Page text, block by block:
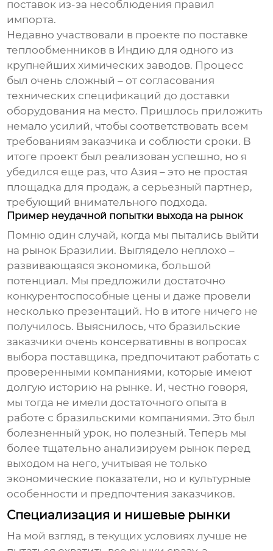
поставок из-за несоблюдения правил
импорта.
Недавно участвовали в проекте по поставке
теплообменников в Индию для одного из
крупнейших химических заводов. Процесс
был очень сложный – от согласования
технических спецификаций до доставки
оборудования на место. Пришлось приложить
немало усилий, чтобы соответствовать всем
требованиям заказчика и соблюсти сроки. В
итоге проект был реализован успешно, но я
убедился еще раз, что Азия – это не простая
площадка для продаж, а серьезный партнер,
требующий внимательного подхода.
Пример неудачной попытки выхода на рынок
Помню один случай, когда мы пытались выйти
на рынок Бразилии. Выглядело неплохо –
развивающаяся экономика, большой
потенциал. Мы предложили достаточно
конкурентоспособные цены и даже провели
несколько презентаций. Но в итоге ничего не
получилось. Выяснилось, что бразильские
заказчики очень консервативны в вопросах
выбора поставщика, предпочитают работать с
проверенными компаниями, которые имеют
долгую историю на рынке. И, честно говоря,
мы тогда не имели достаточного опыта в
работе с бразильскими компаниями. Это был
болезненный урок, но полезный. Теперь мы
более тщательно анализируем рынок перед
выходом на него, учитывая не только
экономические показатели, но и культурные
особенности и предпочтения заказчиков.
Специализация и нишевые рынки
На мой взгляд, в текущих условиях лучше не